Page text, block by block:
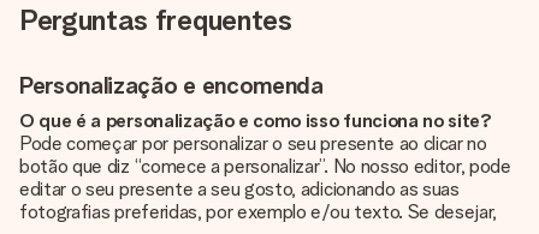
Perguntas frequentes
Personalização e encomenda
O que é a personalização e como isso funciona no site?
Pode começar por personalizar o seu presente ao clicar no
botão que diz “comece a personalizar”. No nosso editor, pode
editar o seu presente a seu gosto, adicionando as suas
fotografias preferidas, por exemplo e/ou texto. Se desejar,